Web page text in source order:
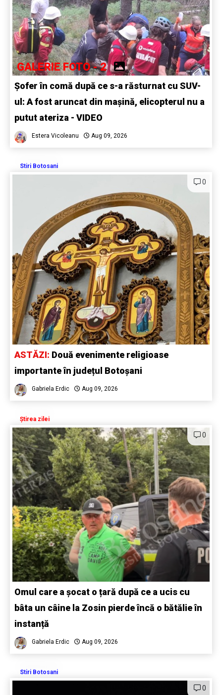
GALERIE FOTO - 2
Șofer în comă după ce s-a răsturnat cu SUV-
ul: A fost aruncat din mașină, elicopterul nu a
putut ateriza - VIDEO
Estera Vicoleanu Aug 09, 2026
Stiri Botosani
0
ASTĂZI: Două evenimente religioase
importante în județul Botoșani
Gabriela Erdic Aug 09, 2026
Știrea zilei
0
Omul care a șocat o țară după ce a ucis cu
bâta un câine la Zosin pierde încă o bătălie în
instanță
Gabriela Erdic Aug 09, 2026
Stiri Botosani
0